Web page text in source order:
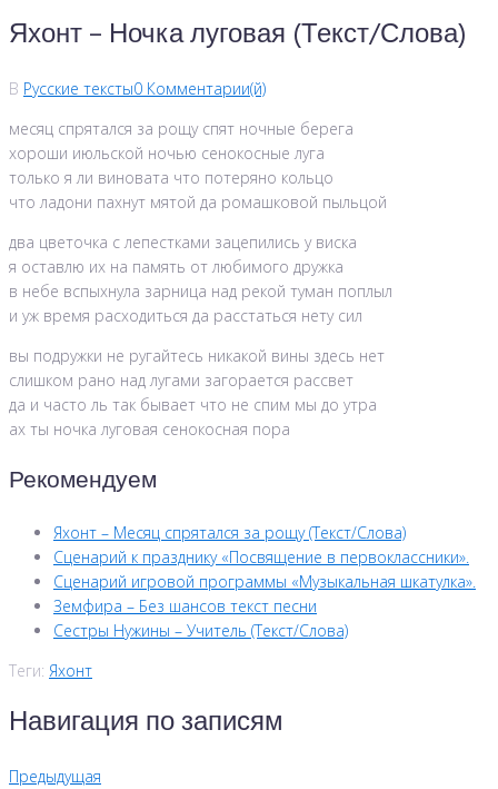
Яхонт – Ночка луговая (Текст/Слова)
В Русские тексты0 Комментарии(й)
месяц спрятался за рощу спят ночные берега
хороши июльской ночью сенокосные луга
только я ли виновата что потеряно кольцо
что ладони пахнут мятой да ромашковой пыльцой
два цветочка с лепестками зацепились у виска
я оставлю их на память от любимого дружка
в небе вспыхнула зарница над рекой туман поплыл
и уж время расходиться да расстаться нету сил
вы подружки не ругайтесь никакой вины здесь нет
слишком рано над лугами загорается рассвет
да и часто ль так бывает что не спим мы до утра
ах ты ночка луговая сенокосная пора
Рекомендуем
Яхонт – Месяц спрятался за рощу (Текст/Слова)
Сценарий к празднику «Посвящение в первоклассники».
Сценарий игровой программы «Музыкальная шкатулка».
Земфира – Без шансов текст песни
Сестры Нужины – Учитель (Текст/Слова)
Теги: Яхонт
Навигация по записям
Предыдущая